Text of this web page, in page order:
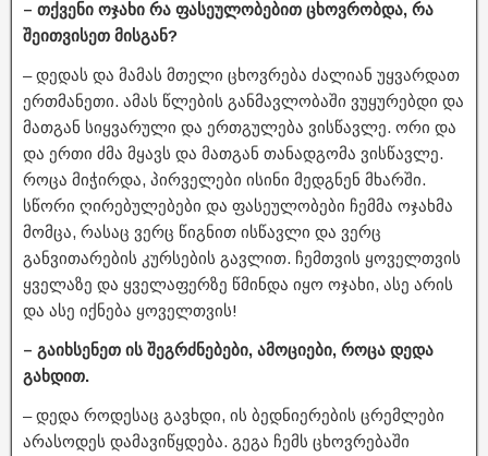
– თქვენი ოჯახი რა ფასეულობებით ცხოვრობდა, რა
შეითვისეთ მისგან?
– დედას და მამას მთელი ცხოვრება ძალიან უყვარდათ
ერთმანეთი. ამას წლების განმავლობაში ვუყურებდი და
მათგან სიყვარული და ერთგულება ვისწავლე. ორი და
და ერთი ძმა მყავს და მათგან თანადგომა ვისწავლე.
როცა მიჭირდა, პირველები ისინი მედგნენ მხარში.
სწორი ღირებულებები და ფასეულობები ჩემმა ოჯახმა
მომცა, რასაც ვერც წიგნით ისწავლი და ვერც
განვითარების კურსების გავლით. ჩემთვის ყოველთვის
ყველაზე და ყველაფერზე წმინდა იყო ოჯახი, ასე არის
და ასე იქნება ყოველთვის!
– გაიხსენეთ ის შეგრძნებები, ამოციები, როცა დედა
გახდით.
– დედა როდესაც გავხდი, ის ბედნიერების ცრემლები
არასოდეს დამავიწყდება. გეგა ჩემს ცხოვრებაში